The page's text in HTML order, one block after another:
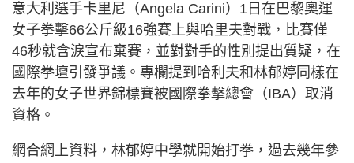
意大利選手卡里尼（Angela Carini）1日在巴黎奧運
女子拳擊66公斤級16強賽上與哈里夫對戰，比賽僅
46秒就含淚宣布棄賽，並對對手的性別提出質疑，在
國際拳壇引發爭議。專欄提到哈利夫和林郁婷同樣在
去年的女子世界錦標賽被國際拳擊總會（IBA）取消
資格。
網合網上資料，林郁婷中學就開始打拳，過去幾年參